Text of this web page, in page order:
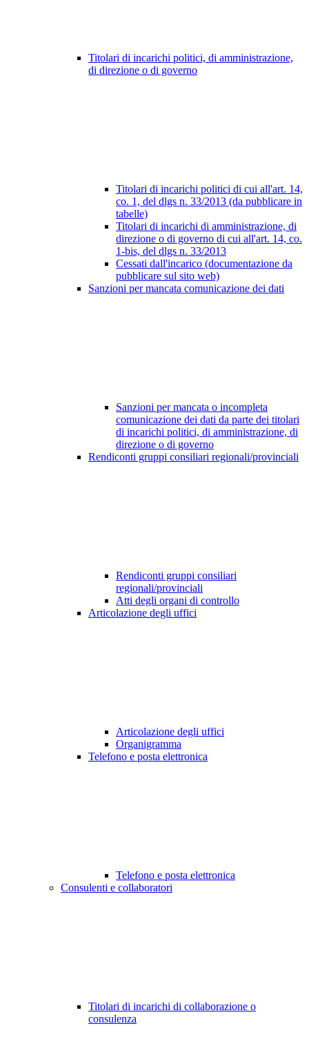
Titolari di incarichi politici, di amministrazione,
di direzione o di governo
Titolari di incarichi politici di cui all'art. 14,
co. 1, del dlgs n. 33/2013 (da pubblicare in
tabelle)
Titolari di incarichi di amministrazione, di
direzione o di governo di cui all'art. 14, co.
1-bis, del dlgs n. 33/2013
Cessati dall'incarico (documentazione da
pubblicare sul sito web)
Sanzioni per mancata comunicazione dei dati
Sanzioni per mancata o incompleta
comunicazione dei dati da parte dei titolari
di incarichi politici, di amministrazione, di
direzione o di governo
Rendiconti gruppi consiliari regionali/provinciali
Rendiconti gruppi consiliari
regionali/provinciali
Atti degli organi di controllo
Articolazione degli uffici
Articolazione degli uffici
Organigramma
Telefono e posta elettronica
Telefono e posta elettronica
Consulenti e collaboratori
Titolari di incarichi di collaborazione o
consulenza